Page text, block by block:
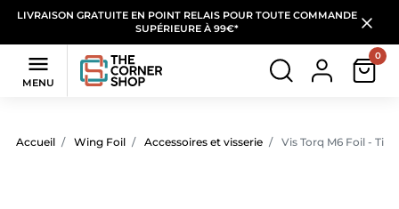
LIVRAISON GRATUITE EN POINT RELAIS POUR TOUTE COMMANDE
SUPÉRIEURE À 99€*

MENU
0
Accueil Wing Foil Accessoires et visserie Vis Torq M6 Foil -